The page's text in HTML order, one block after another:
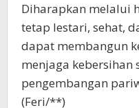
Diharapkan melalui
tetap lestari, sehat,
dapat membangun
menjaga kebersihan
pengembangan
(Feri/**)